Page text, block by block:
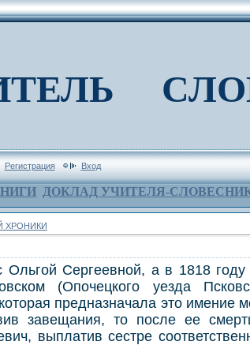
Регистрация Вход
ДОКЛАД УЧИТЕЛЯ-
ХРОНИКИ
Сергеевной, а в 1818
(Опочецкого уезда
предназначала это имение
завещания, то после ее
выплатив сестре